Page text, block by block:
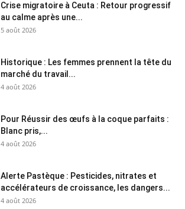
Crise migratoire à Ceuta : Retour progressif
au calme après une...
5 août 2026
Historique : Les femmes prennent la tête du
marché du travail...
4 août 2026
Pour Réussir des œufs à la coque parfaits :
Blanc pris,...
4 août 2026
Alerte Pastèque : Pesticides, nitrates et
accélérateurs de croissance, les dangers...
4 août 2026